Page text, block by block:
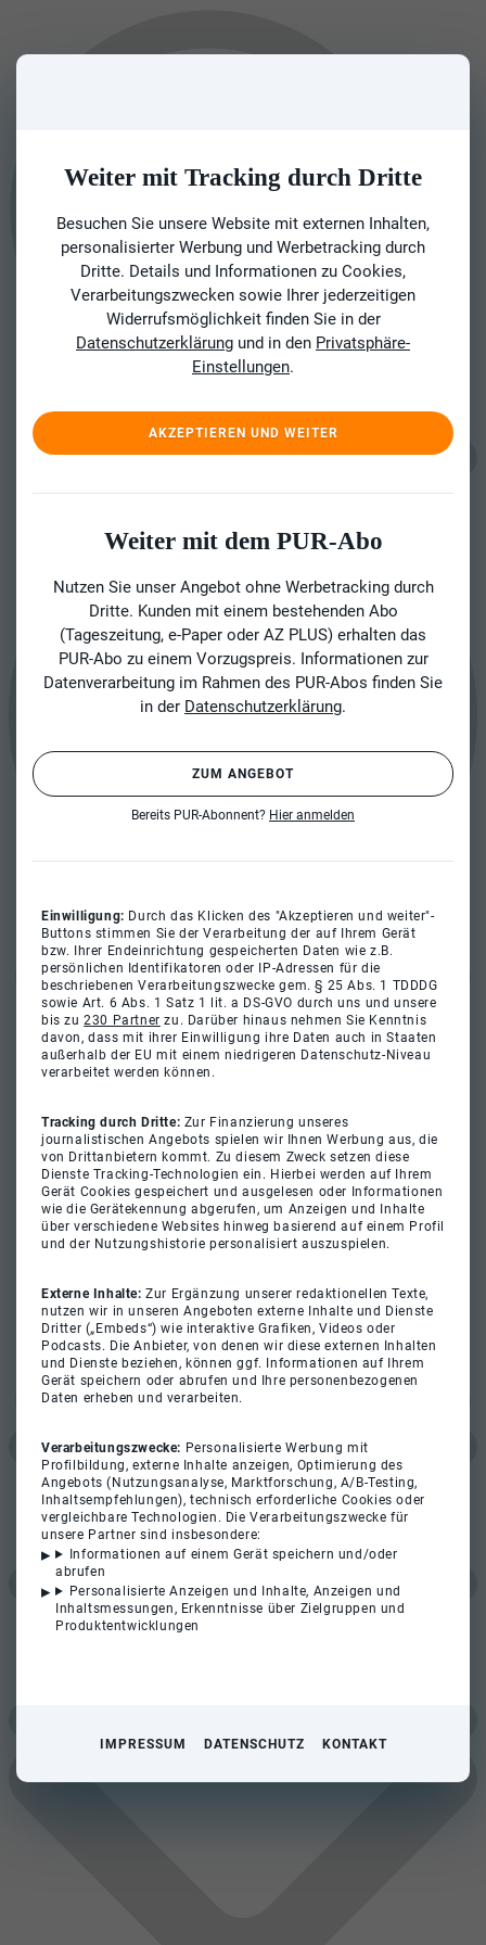
Weiter mit Tracking durch Dritte
Besuchen Sie unsere Website mit externen Inhalten,
personalisierter Werbung und Werbetracking durch
Dritte. Details und Informationen zu Cookies,
Verarbeitungszwecken sowie Ihrer jederzeitigen
Widerrufsmöglichkeit finden Sie in der
Datenschutzerklärung und in den Privatsphäre-
Einstellungen.
AKZEPTIEREN UND WEITER
Weiter mit dem PUR-Abo
Nutzen Sie unser Angebot ohne Werbetracking durch
Dritte. Kunden mit einem bestehenden Abo
(Tageszeitung, e-Paper oder AZ PLUS) erhalten das
PUR-Abo zu einem Vorzugspreis. Informationen zur
Datenverarbeitung im Rahmen des PUR-Abos finden Sie
in der Datenschutzerklärung.
ZUM ANGEBOT
Bereits PUR-Abonnent? Hier anmelden
Einwilligung: Durch das Klicken des "Akzeptieren und weiter"-
Buttons stimmen Sie der Verarbeitung der auf Ihrem Gerät
bzw. Ihrer Endeinrichtung gespeicherten Daten wie z.B.
persönlichen Identifikatoren oder IP-Adressen für die
beschriebenen Verarbeitungszwecke gem. § 25 Abs. 1 TDDDG
sowie Art. 6 Abs. 1 Satz 1 lit. a DS-GVO durch uns und unsere
bis zu230 Partner zu. Darüber hinaus nehmen Sie Kenntnis
davon, dass mit ihrer Einwilligung ihre Daten auch in Staaten
außerhalb der EU mit einem niedrigeren Datenschutz-Niveau
verarbeitet werden können.
Tracking durch Dritte: Zur Finanzierung unseres
journalistischen Angebots spielen wir Ihnen Werbung aus, die
von Drittanbietern kommt. Zu diesem Zweck setzen diese
Dienste Tracking-Technologien ein. Hierbei werden auf Ihrem
Gerät Cookies gespeichert und ausgelesen oder Informationen
wie die Gerätekennung abgerufen, um Anzeigen und Inhalte
über verschiedene Websites hinweg basierend auf einem Profil
und der Nutzungshistorie personalisiert auszuspielen.
Externe Inhalte:Zur Ergänzung unserer redaktionellen Texte,
nutzen wir in unseren Angeboten externe Inhalte und Dienste
Dritter („Embeds“) wie interaktive Grafiken, Videos oder
Podcasts. Die Anbieter, von denen wir diese externen Inhalten
und Dienste beziehen, können ggf. Informationen auf Ihrem
Gerät speichern oder abrufen und Ihre personenbezogenen
Daten erheben und verarbeiten.
Verarbeitungszwecke: Personalisierte Werbung mit
Profilbildung, externe Inhalte anzeigen, Optimierung des
Angebots (Nutzungsanalyse, Marktforschung, A/B-Testing,
Inhaltsempfehlungen), technisch erforderliche Cookies oder
vergleichbare Technologien. Die Verarbeitungszwecke für
unsere Partner sind insbesondere:
Informationen auf einem Gerät speichern und/oder
abrufen
Personalisierte Anzeigen und Inhalte, Anzeigen und
Inhaltsmessungen, Erkenntnisse über Zielgruppen und
Produktentwicklungen
IMPRESSUM DATENSCHUTZ KONTAKT